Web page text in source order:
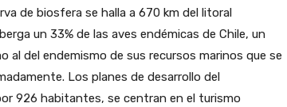
de biosfera se halla a 670 km del litoral
un 33% de las aves endémicas de Chile, un
al del endemismo de sus recursos marinos que se
Los planes de desarrollo del
926 habitantes, se centran en el turismo